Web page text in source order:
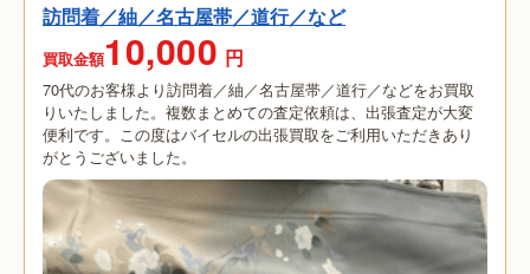
訪問着／紬／名古屋帯／道行／など
買取金額10,000 円
70代のお客様より訪問着／紬／名古屋帯／道行／などをお買取
りいたしました。複数まとめての査定依頼は、出張査定が大変
便利です。この度はバイセルの出張買取をご利用いただきあり
がとうございました。